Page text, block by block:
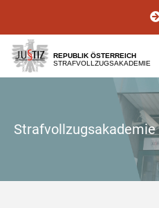
[1]
[2]
[3]
REPUBLIK ÖSTERREICH
STRAFVOLLZUGSAKADEMIE
Strafvollzugsakademie